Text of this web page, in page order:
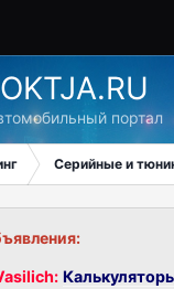
OKTJA.RU
портал
Серийные и